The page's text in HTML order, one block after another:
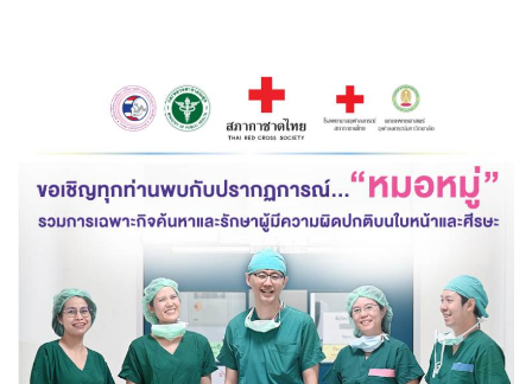
เลือกแบบประกันที่เหมาะกับคุณ
TL Learning Center